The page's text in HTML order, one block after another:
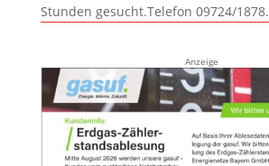
Stunden gesucht.Telefon 09724/1878.
Anzeige